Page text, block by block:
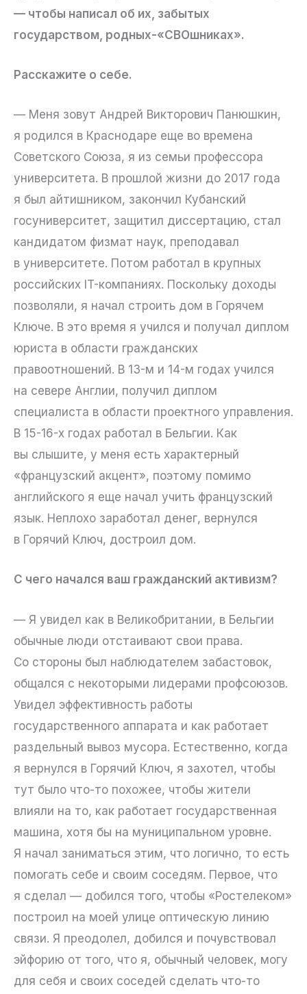
— чтобы написал об их, забытых
государством, родных-«СВОшниках».
Расскажите о себе.
— Меня зовут Андрей Викторович Панюшкин,
я родился в Краснодаре еще во времена
Советского Союза, я из семьи профессора
университета. В прошлой жизни до 2017 года
я был айтишником, закончил Кубанский
госуниверситет, защитил диссертацию, стал
кандидатом физмат наук, преподавал
в университете. Потом работал в крупных
российских IT-компаниях. Поскольку доходы
позволяли, я начал строить дом в Горячем
Ключе. В это время я учился и получал диплом
юриста в области гражданских
правоотношений. В 13-м и 14-м годах учился
на севере Англии, получил диплом
специалиста в области проектного управления.
В 15-16-х годах работал в Бельгии. Как
вы слышите, у меня есть характерный
«французский акцент», поэтому помимо
английского я еще начал учить французский
язык. Неплохо заработал денег, вернулся
в Горячий Ключ, достроил дом.
С чего начался ваш гражданский активизм?
— Я увидел как в Великобритании, в Бельгии
обычные люди отстаивают свои права.
Со стороны был наблюдателем забастовок,
общался с некоторыми лидерами профсоюзов.
Увидел эффективность работы
государственного аппарата и как работает
раздельный вывоз мусора. Естественно, когда
я вернулся в Горячий Ключ, я захотел, чтобы
тут было что-то похожее, чтобы жители
влияли на то, как работает государственная
машина, хотя бы на муниципальном уровне.
Я начал заниматься этим, что логично, то есть
помогать себе и своим соседям. Первое, что
я сделал — добился того, чтобы «Ростелеком»
построил на моей улице оптическую линию
связи. Я преодолел, добился и почувствовал
эйфорию от того, что я, обычный человек, могу
для себя и своих соседей сделать что-то